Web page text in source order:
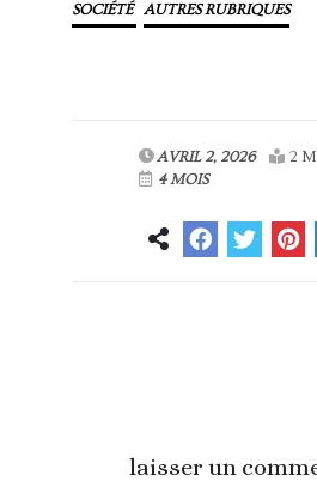
SOCIÉTÉ AUTRES RUBRIQUES
AVRIL 2, 2026
2
4 MOIS
laisser un